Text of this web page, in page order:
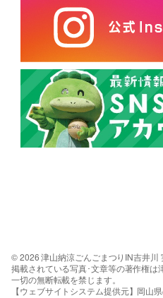
© 2026 津山納涼ごんごまつりIN吉井川
掲載されている写真･文章等の著作権は
一切の無断転載を禁じます。
【ウェブサイトシステム提供元】岡山